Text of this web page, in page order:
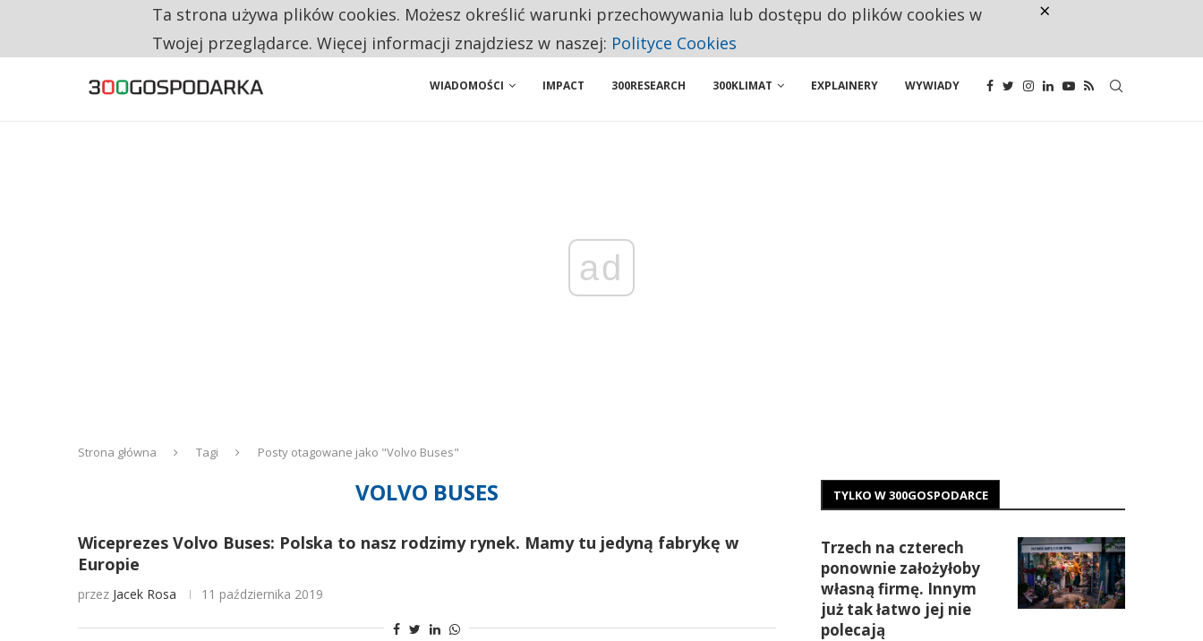
RESTRYKCJE CHIN UDERZAJĄ W EUROPEJSKI PRZEMYSŁ. NA LIŚCIE SĄ DWA PODMIOTY Z POLSKI
WIADOMOŚCI IMPACT 300RESEARCH 300KLIMAT EXPLAINERY WYWIADY
ad
Strona główna Tagi Posty otagowane jako "Volvo Buses"
VOLVO BUSES
Wiceprezes Volvo Buses: Polska to nasz rodzimy rynek. Mamy tu jedyną fabrykę w
Europie
przez Jacek Rosa 11 października 2019
TYLKO W 300GOSPODARCE
Trzech na czterech
ponownie założyłoby
własną firmę. Innym
już tak łatwo jej nie
polecają
Ta strona używa plików cookies. Możesz określić warunki przechowywania lub dostępu do plików cookies w
Twojej przeglądarce. Więcej informacji znajdziesz w naszej: Polityce Cookies
×